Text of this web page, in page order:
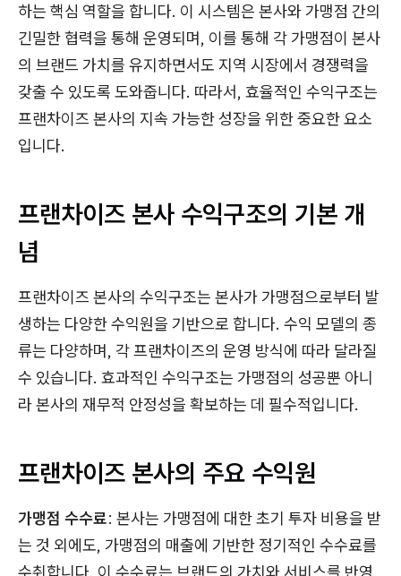
하는 핵심 역할을 합니다. 이 시스템은 본사와 가맹점 간의
긴밀한 협력을 통해 운영되며, 이를 통해 각 가맹점이 본사
의 브랜드 가치를 유지하면서도 지역 시장에서 경쟁력을
갖출 수 있도록 도와줍니다. 따라서, 효율적인 수익구조는
프랜차이즈 본사의 지속 가능한 성장을 위한 중요한 요소
입니다.
프랜차이즈 본사 수익구조의 기본 개
념
프랜차이즈 본사의 수익구조는 본사가 가맹점으로부터 발
생하는 다양한 수익원을 기반으로 합니다. 수익 모델의 종
류는 다양하며, 각 프랜차이즈의 운영 방식에 따라 달라질
수 있습니다. 효과적인 수익구조는 가맹점의 성공뿐 아니
라 본사의 재무적 안정성을 확보하는 데 필수적입니다.
프랜차이즈 본사의 주요 수익원
가맹점 수수료: 본사는 가맹점에 대한 초기 투자 비용을 받
는 것 외에도, 가맹점의 매출에 기반한 정기적인 수수료를